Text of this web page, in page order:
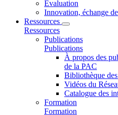
Évaluation
Innovation, échange
Ressources
Ressources
Publications
Publications
À propos des
de la PAC
Bibliothèque
Vidéos du
Catalogue des
Formation
Formation